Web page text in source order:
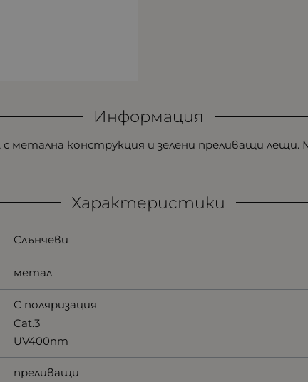
Информация
с метална конструкция и зелени преливащи лещи.
Характеристики
Слънчеви
метал
С поляризация
Cat.3
UV400nm
преливащи